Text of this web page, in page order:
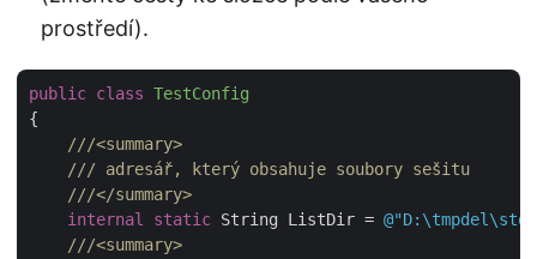
prostředí).
public class TestConfig
{
///<summary>
/// adresář, který obsahuje soubory sešitu
///</summary>
internal
static String ListDir =
///<summary>